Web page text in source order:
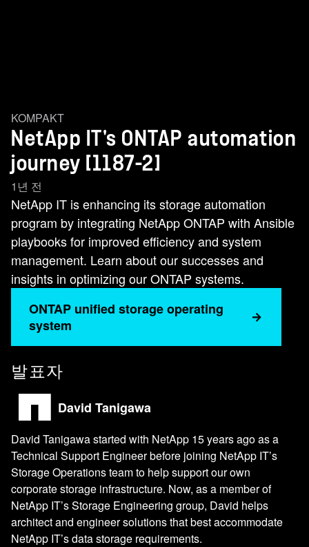
KOMPAKT
NetApp IT's ONTAP automation
journey [1187-2]
1년 전
NetApp IT is enhancing its storage automation
program by integrating NetApp ONTAP with Ansible
playbooks for improved efficiency and system
management. Learn about our successes and
insights in optimizing our ONTAP systems.
ONTAP unified storage operating
system
발표자
David Tanigawa
David Tanigawa started with NetApp 15 years ago as a
Technical Support Engineer before joining NetApp IT’s
Storage Operations team to help support our own
corporate storage infrastructure. Now, as a member of
NetApp IT’s Storage Engineering group, David helps
architect and engineer solutions that best accommodate
NetApp IT’s data storage requirements.